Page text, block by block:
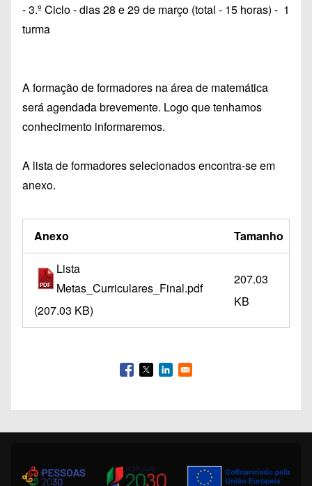
- 3.º Ciclo - dias 28 e 29 de março (total - 15 horas) - 1
turma
A formação de formadores na área de matemática
será agendada brevemente. Logo que tenhamos
conhecimento informaremos.
A lista de formadores selecionados encontra-se em
anexo.
Anexo Tamanho
Lista
Metas_Curriculares_Final.pdf
(207.03 KB)
207.03
KB